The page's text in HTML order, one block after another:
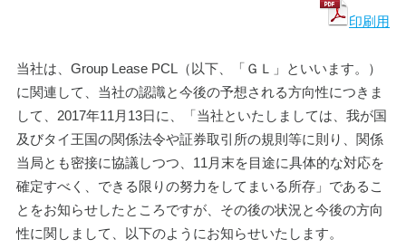
印刷用
当社は、Group Lease PCL（以下、「ＧＬ」といいます。）
に関連して、当社の認識と今後の予想される方向性につきま
して、2017年11月13日に、「当社といたしましては、我が国
及びタイ王国の関係法令や証券取引所の規則等に則り、関係
当局とも密接に協議しつつ、11月末を目途に具体的な対応を
確定すべく、できる限りの努力をしてまいる所存」であるこ
とをお知らせしたところですが、その後の状況と今後の方向
性に関しまして、以下のようにお知らせいたします。